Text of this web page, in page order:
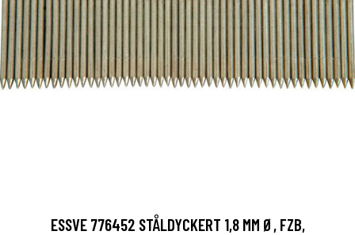
ESSVE 776452 STÅLDYCKERT 1,8 MM Ø, FZB,